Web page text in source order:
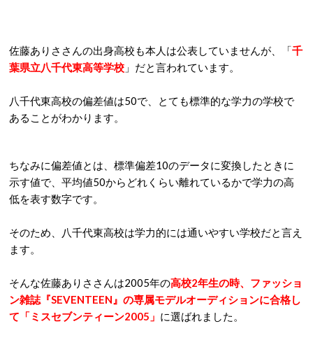
佐藤ありささんの出身高校も本人は公表していませんが、「千
葉県立八千代東高等学校 」だと言われています。
八千代東高校の偏差値は50で、とても標準的な学力の学校で
あることがわかります。
ちなみに偏差値とは、標準偏差10のデータに変換したときに
示す値で、平均値50からどれくらい離れているかで学力の高
低を表す数字です。
そのため、八千代東高校は学力的には通いやすい学校だと言え
ます。
そんな佐藤ありささんは2005年の高校2年生の時、ファッショ
ン雑誌『SEVENTEEN』の専属モデルオーディションに合格し
て「ミスセブンティーン2005」 に選ばれました。